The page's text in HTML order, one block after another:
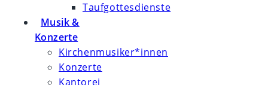
Taufgottesdienste
Musik &
Konzerte
Kirchenmusiker*innen
Konzerte
Kantorei